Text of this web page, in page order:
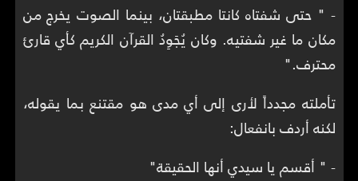
- " حتى شفتاه كانتا مطبقتان، بينما الصوت يخرج من
مكان ما غير شفتيه. وكان يُجَوِدُ القرآن الكريم كأي قارئ
محترف."
تأملته مجدداً لأرى إلى أي مدى هو مقتنع بما يقوله،
لكنه أردف بانفعال:
- " أقسم يا سيدي أنها الحقيقة"